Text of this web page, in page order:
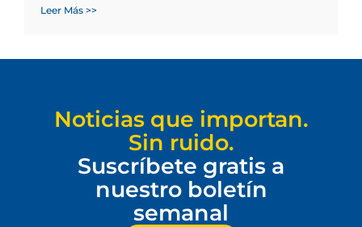
Leer Más >>
Noticias que importan.
Sin ruido.
Suscríbete gratis a
nuestro boletín
semanal